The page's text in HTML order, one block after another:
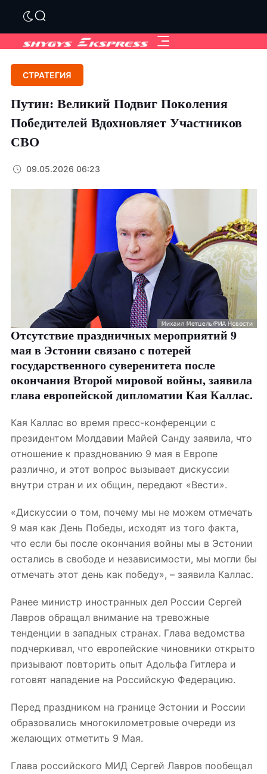
СТРАТЕГИЯ
Путин: Великий Подвиг Поколения
Победителей Вдохновляет Участников
СВО
09.05.2026 06:23
Отсутствие праздничных мероприятий 9
мая в Эстонии связано с потерей
государственного суверенитета после
окончания Второй мировой войны, заявила
глава европейской дипломатии Кая Каллас.
Кая Каллас во время пресс-конференции с
президентом Молдавии Майей Санду заявила, что
отношение к празднованию 9 мая в Европе
различно, и этот вопрос вызывает дискуссии
внутри стран и их общин, передают «Вести».
«Дискуссии о том, почему мы не можем отмечать
9 мая как День Победы, исходят из того факта,
что если бы после окончания войны мы в Эстонии
остались в свободе и независимости, мы могли бы
отмечать этот день как победу», – заявила Каллас.
Ранее министр иностранных дел России Сергей
Лавров обращал внимание на тревожные
тенденции в западных странах. Глава ведомства
подчеркивал, что европейские чиновники открыто
призывают повторить опыт Адольфа Гитлера и
готовят нападение на Российскую Федерацию.
Перед праздником на границе Эстонии и России
образовались многокилометровые очереди из
желающих отметить 9 Мая.
Глава российского МИД Сергей Лавров пообещал